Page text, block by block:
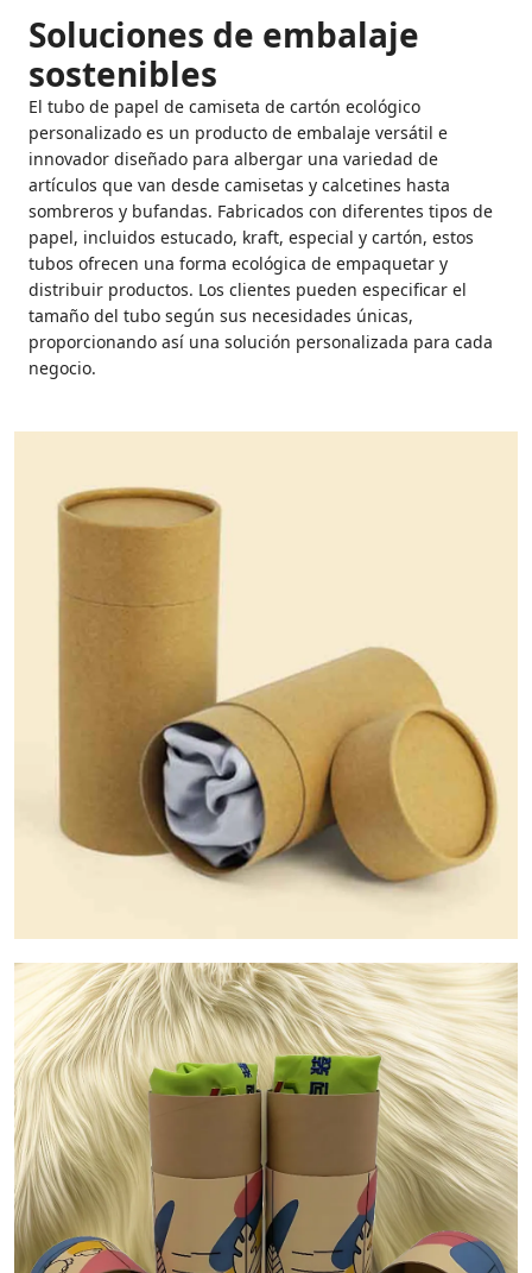
Soluciones de embalaje
sostenibles
El tubo de papel de camiseta de cartón ecológico
personalizado es un producto de embalaje versátil e
innovador diseñado para albergar una variedad de
artículos que van desde camisetas y calcetines hasta
sombreros y bufandas. Fabricados con diferentes tipos de
papel, incluidos estucado, kraft, especial y cartón, estos
tubos ofrecen una forma ecológica de empaquetar y
distribuir productos. Los clientes pueden especificar el
tamaño del tubo según sus necesidades únicas,
proporcionando así una solución personalizada para cada
negocio.